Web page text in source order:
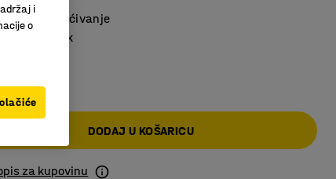
za pričvršćivanje
spremnik
DODAJ U KOŠARICU
za kupovinu
i
o